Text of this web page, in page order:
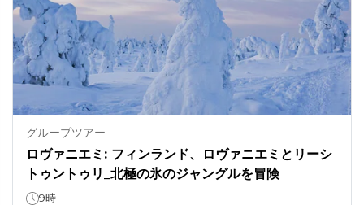
グループツアー
ロヴァニエミ: フィンランド、ロヴァニエミとリーシ
トゥントゥリ_北極の氷のジャングルを冒険
9時